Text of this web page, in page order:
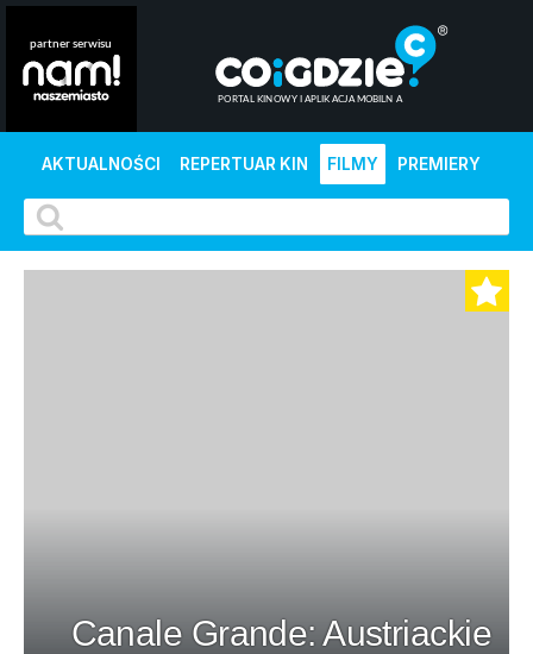
AKTUALNOŚCI REPERTUAR KIN FILMY PREMIERY
Canale Grande: Austriackie